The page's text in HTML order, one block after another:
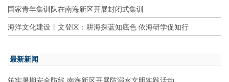
国家青年集训队在南海新区开展封闭式集训
海洋文化建设丨文登区：耕海探蓝知底色 依海研学促知行
最新新闻